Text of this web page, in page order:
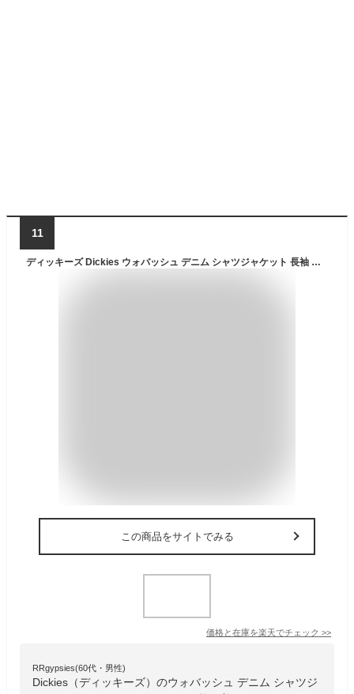
11
ディッキーズ Dickies ウォバッシュ デニム シャツジャケット 長袖 ストレッチ ストライプ ジャケット シャツ メンズ レディース シンプル カジュアル 作業服 作業着 ユニフォーム かっこいい おしゃれ 大きいサイズ S M L 春夏 秋冬 コーコス cc-d698
この商品をサイトでみる
価格と在庫を楽天でチェック >>
RRgypsies(60代・男性)
Dickies（ディッキーズ）のウォバッシュ デニム シャツジ